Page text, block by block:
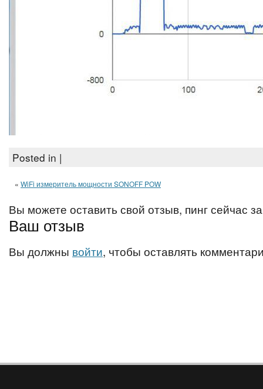
Posted in |
« WiFi измеритель мощности SONOFF POW
Вы можете оставить свой отзыв, пинг сейчас
Ваш отзыв
Вы должны войти, чтобы оставлять